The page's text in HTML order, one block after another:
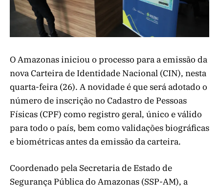
O Amazonas iniciou o processo para a emissão da
nova Carteira de Identidade Nacional (CIN), nesta
quarta-feira (26). A novidade é que será adotado o
número de inscrição no Cadastro de Pessoas
Físicas (CPF) como registro geral, único e válido
para todo o país, bem como validações biográficas
e biométricas antes da emissão da carteira.
Coordenado pela Secretaria de Estado de
Segurança Pública do Amazonas (SSP-AM), a